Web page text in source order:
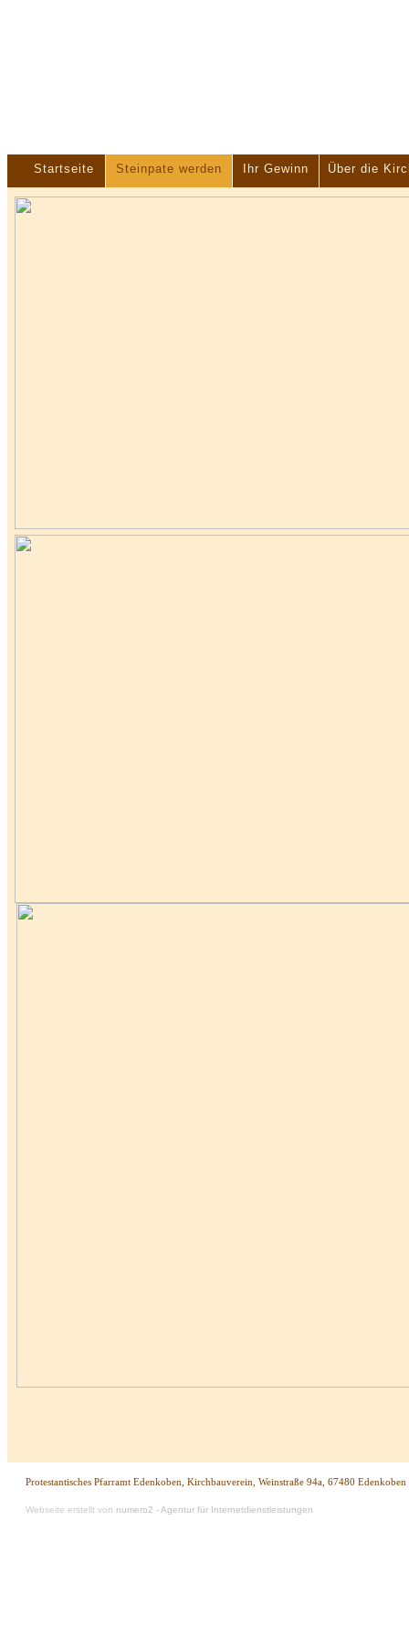
Startseite Steinpate werden Ihr Gewinn Über die
Protestantisches Pfarramt Edenkoben, Kirchbauverein, Weinstraße 94a, 67480 Edenkoben
Webseite erstellt von numero2 - Agentur für Internetdienstleistungen